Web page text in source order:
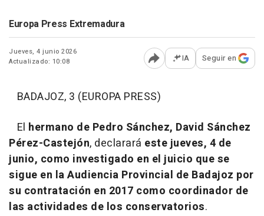
Europa Press Extremadura
Jueves, 4 junio 2026
Actualizado: 10:08
Abrir opciones para
IA Seguir en
BADAJOZ, 3 (EUROPA PRESS)
El hermano de Pedro Sánchez, David Sánchez
Pérez-Castejón, declarará este jueves, 4 de
junio, como investigado en el juicio que se
sigue en la Audiencia Provincial de Badajoz por
su contratación en 2017 como coordinador de
las actividades de los conservatorios.